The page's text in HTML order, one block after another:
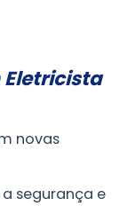
novas
segurança e